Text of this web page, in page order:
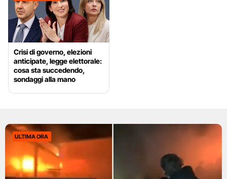
Crisi di governo, elezioni
anticipate, legge elettorale:
cosa sta succedendo,
sondaggi alla mano
ULTIMA ORA